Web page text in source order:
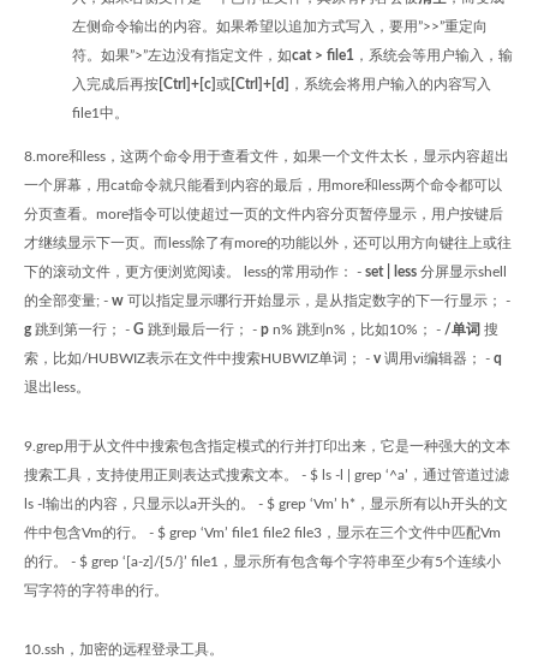
左侧命令输出的内容。如果希望以追加方式写入，要用”>>”重定向
符。如果”>”左边没有指定文件，如cat > file1 ，系统会等用户输入，输
入完成后再按[Ctrl]+[c] 或[Ctrl]+[d]
，系统会将用户输入的内容写入
file1中。
8.more和less，这两个命令用于查看文件，如果一个文件太长，显示内容超出
一个屏幕，用cat命令就只能看到内容的最后，用more和less两个命令都可以
分页查看。more指令可以使超过一页的文件内容分页暂停显示，用户按键后
才继续显示下一页。而less除了有more的功能以外，还可以用方向键往上或往
下的滚动文件，更方便浏览阅读。 less的常用动作： - set | less 分屏显示shell
的全部变量; - w 可以指定显示哪行开始显示，是从指定数字的下一行显示； -
g 跳到第一行； - G 跳到最后一行； - p n% 跳到n%，比如10%； - /单词 搜
索，比如/HUBWIZ表示在文件中搜索HUBWIZ单词； - v 调用vi编辑器； - q
退出less。
9.grep用于从文件中搜索包含指定模式的行并打印出来，它是一种强大的文本
搜索工具，支持使用正则表达式搜索文本。 - $ ls -l | grep ‘^a’，通过管道过滤
ls -l输出的内容，只显示以a开头的。 - $ grep ‘Vm’ h*，显示所有以h开头的文
件中包含Vm的行。 - $ grep ‘Vm’ file1 file2 file3，显示在三个文件中匹配Vm
的行。 - $ grep ‘[a-z]/{5/}’ file1，显示所有包含每个字符串至少有5个连续小
写字符的字符串的行。
10.ssh，加密的远程登录工具。